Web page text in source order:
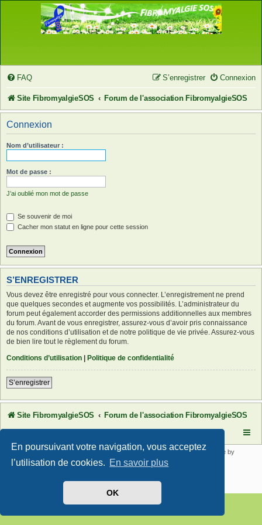
En poursuivant votre navigation, vous acceptez
l’utilisation de cookies. En savoir plus
OK
FAQ Connexion
S’enregistrer
Site FibromyalgieSOS Forum de l'association FibromyalgieSOS
Connexion
Nom d’utilisateur :
Mot de passe :
J’ai oublié mon mot de passe
Se souvenir de moi
Cacher mon statut en ligne pour cette session
S’ENREGISTRER
Vous devez être enregistré pour vous connecter. L’enregistrement ne prend
que quelques secondes et augmente vos possibilités. L’administrateur du
forum peut également accorder des permissions additionnelles aux membres
du forum. Avant de vous enregistrer, assurez-vous d’avoir pris connaissance
de nos conditions d’utilisation et de notre politique de vie privée. Assurez-vous
de bien lire tout le règlement du forum.
Conditions d’utilisation
Politique de confidentialité
S’enregistrer
Site FibromyalgieSOS Forum de l'association FibromyalgieSOS
Développé parphpBB® Forum Software © phpBB Limited | SE Square by
PhpBB3 BBCodes
Confidentialité|Conditions